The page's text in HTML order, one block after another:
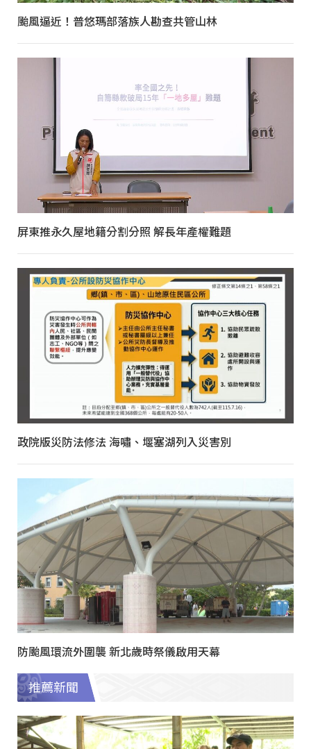
颱風逼近！普悠瑪部落族人勘查共管山林
屏東推永久屋地籍分割分照 解長年產權難題
政院版災防法修法 海嘯、堰塞湖列入災害別
防颱風環流外圍襲 新北歲時祭儀啟用天幕
推薦新聞